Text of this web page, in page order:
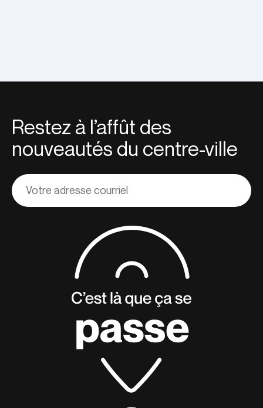
Restez à l’affût des
nouveautés du centre-ville
Adresse
courriel